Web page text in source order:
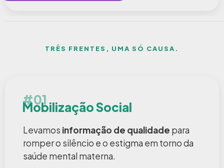
TRÊS FRENTES, UMA SÓ CAUSA.
#01
Mobilização Social
Levamos informação de qualidade para
romper o silêncio e o estigma em torno da
saúde mental materna.